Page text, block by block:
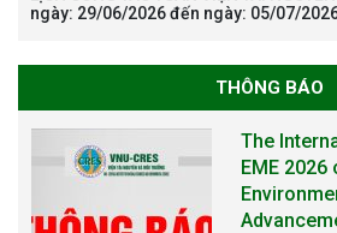
ngày: 29/06/2026 đến ngày: 05/07/
THÔNG BÁO
The
EME 2026